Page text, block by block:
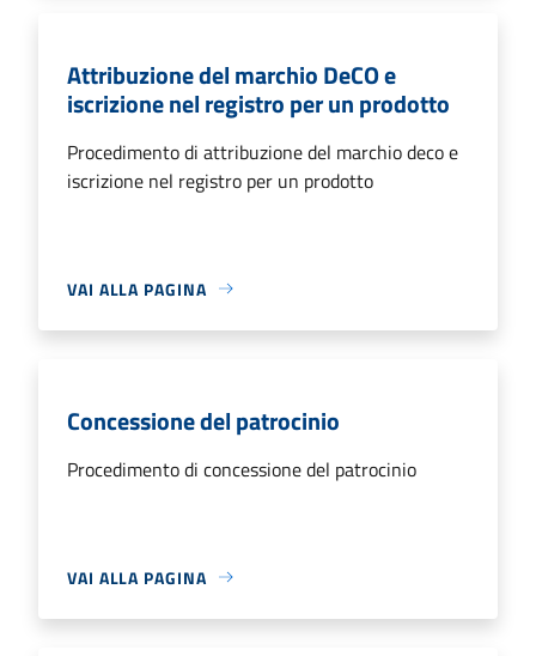
Attribuzione del marchio DeCO e
iscrizione nel registro per un prodotto
Procedimento di attribuzione del marchio deco e
iscrizione nel registro per un prodotto
VAI ALLA PAGINA
Concessione del patrocinio
Procedimento di concessione del patrocinio
VAI ALLA PAGINA